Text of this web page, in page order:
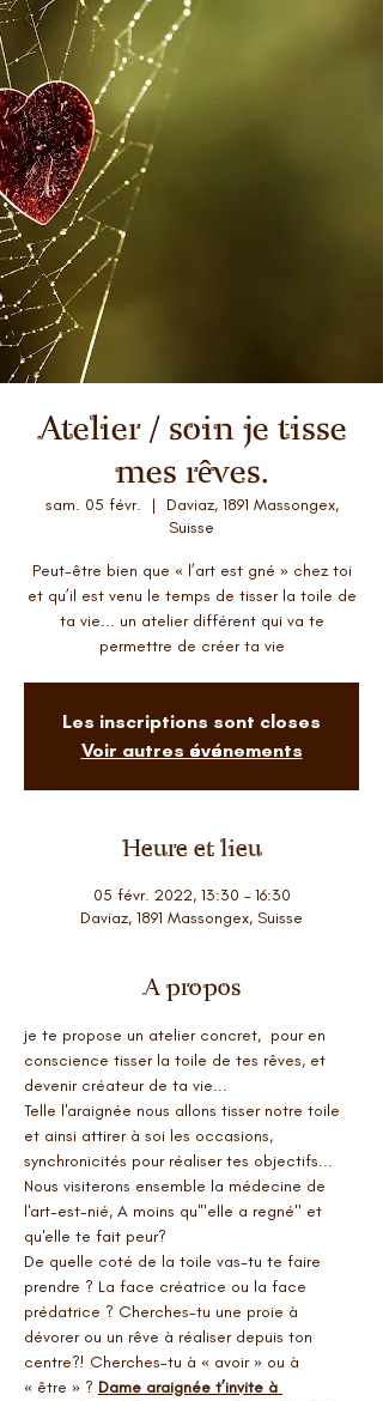
Atelier / soin je tisse
mes rêves.
sam. 05 févr.
  |
Daviaz, 1891 Massongex,
Suisse
Peut-être bien que « l’art est gné » chez toi
et qu’il est venu le temps de tisser la toile de
ta vie... un atelier différent qui va te
permettre de créer ta vie
Les inscriptions sont closes
Voir autres événements
Heure et lieu
05 févr. 2022, 13:30 – 16:30
Daviaz, 1891 Massongex, Suisse
A propos
je te propose un atelier concret,  pour en
conscience tisser la toile de tes rêves, et
devenir créateur de ta vie...
Telle l'araignée nous allons tisser notre toile
et ainsi attirer à soi les occasions,
synchronicités pour réaliser tes objectifs...
Nous visiterons ensemble la médecine de
l'art-est-nié, A moins qu'"elle a regné" et
qu'elle te fait peur?
De quelle coté de la toile vas-tu te faire
prendre ? La face créatrice ou la face
prédatrice ? Cherches-tu une proie à
dévorer ou un rêve à réaliser depuis ton
centre?! Cherches-tu à « avoir » ou à
« être » ? Dame araignée t’invite à